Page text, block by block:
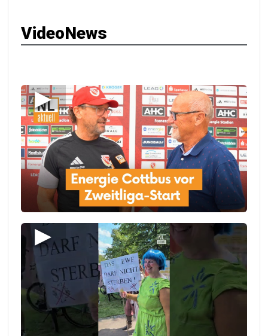
VideoNews
▶
▶